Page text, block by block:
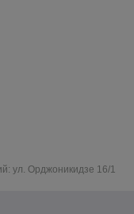
ул. Орджоникидзе 16/1